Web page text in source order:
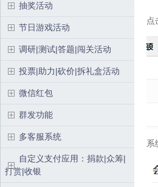
抽奖活动
节日游戏活动
调研|测试|答题|闯关活动
投票|助力|砍价|拆礼盒活动
微信红包
群发功能
多客服系统
自定义支付应用：捐款|众筹|
打赏|收银
点
系